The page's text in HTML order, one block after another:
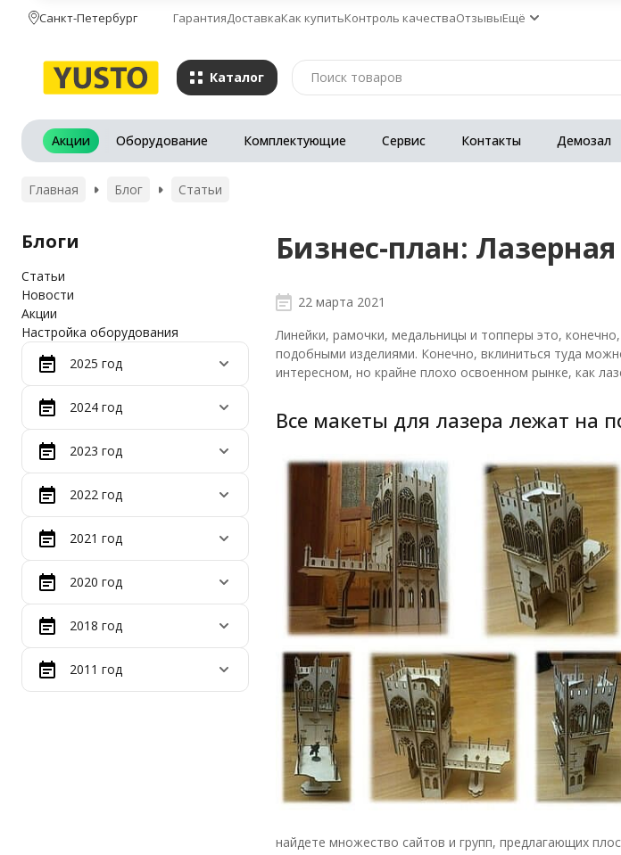
Санкт-Петербург ГарантияДоставкаКак купитьКонтроль качестваОтзывыЕщё
Каталог
Акции Оборудование Комплектующие Сервис Контакты Демозал
Главная Блог Статьи
Бизнес-план:
22 марта 2021
Линейки, рамочки, медальницы и топперы это,
подобными изделиями. Конечно, вклиниться туда
интересном, но крайне плохо освоенном рынке, как
Все макеты для лазера лежат на
найдете множество сайтов и групп, предлагающих
Блоги
Статьи
Новости
Акции
Настройка оборудования
2025 год
2024 год
2023 год
2022 год
2021 год
2020 год
2018 год
2011 год